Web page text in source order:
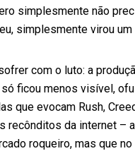
simplesmente não
simplesmente virou um
com o luto: a
só ficou menos visível,
que evocam Rush,
recônditos da internet –
roqueiro, mas que